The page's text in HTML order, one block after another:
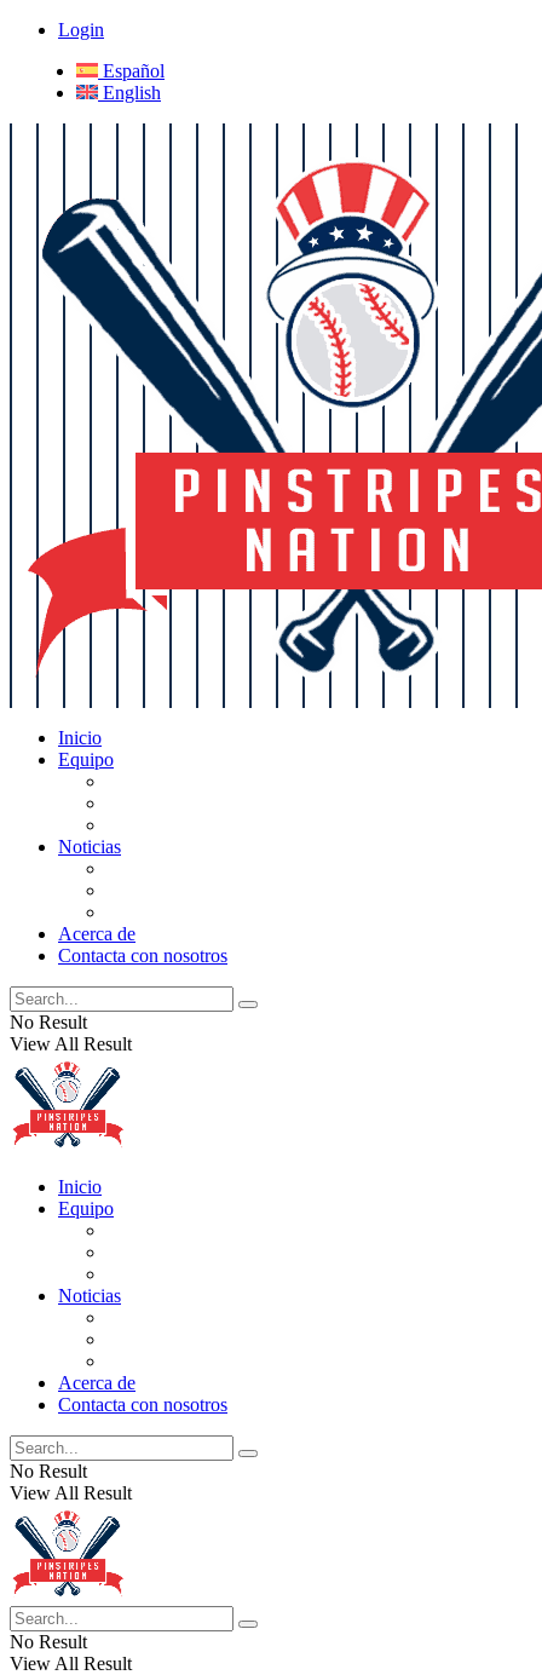
Login
Español
English
Inicio
Equipo
Noticias
Acerca de
Contacta con nosotros
No Result
View All Result
Inicio
Equipo
Noticias
Acerca de
Contacta con nosotros
No Result
View All Result
No Result
View All Result